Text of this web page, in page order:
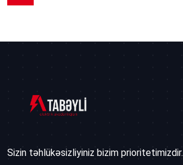
Sizin təhlükəsizliyiniz bizim prioritetimizdir.